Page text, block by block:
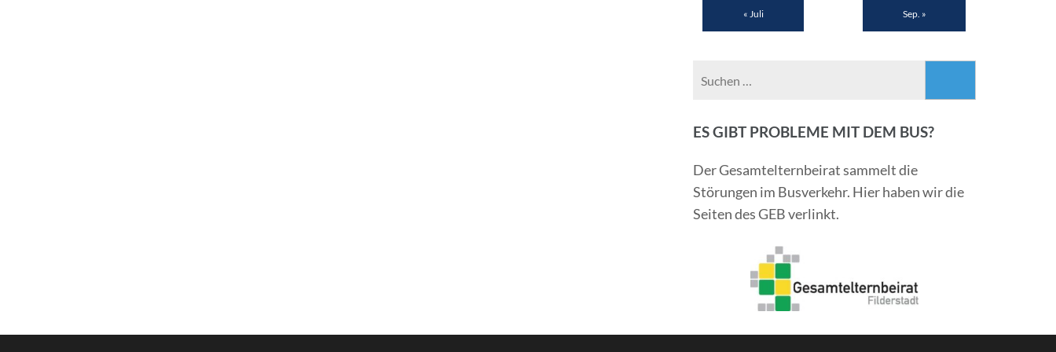
« Juli Sep. »
ES GIBT PROBLEME MIT DEM BUS?
Der Gesamtelternbeirat sammelt die
Störungen im Busverkehr. Hier haben wir die
Seiten des GEB verlinkt.